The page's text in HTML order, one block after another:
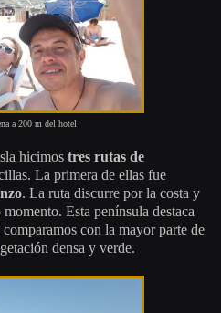
a 200 m del hotel
hicimos tres rutas de
La primera de ellas fue
. La ruta discurre por la costa y
Esta península destaca
con la mayor parte de
densa y verde.